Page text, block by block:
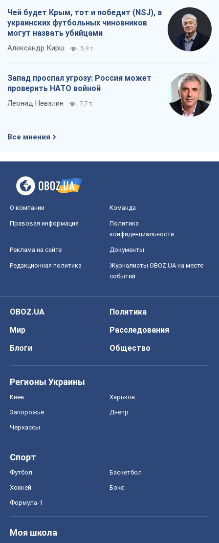
Чей будет Крым, тот и победит (NSJ), а
украинских футбольных чиновников
могут назвать убийцами
Александр Кирш 5,9 т.
Запад проспал угрозу: Россия может
проверить НАТО войной
Леонид Невзлин 7,7 т.
Все мнения
О компании Команда
Правовая информация
Политика
конфиденциальности
Реклама на сайте Документы
Редакционная политика
Журналисты OBOZ.UA на месте
событий
OBOZ.UA
Политика
Мир
Расследования
Блоги
Общество
Регионы Украины
Киев Харьков
Запорожье Днепр
Черкассы
Спорт
Футбол Баскетбол
Хоккей Бокс
Формула-1
Моя школа